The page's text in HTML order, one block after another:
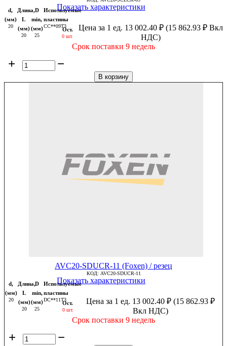
d,
(мм)
20
Длина,
L
(мм)
20
D
min,
(мм)
25
Используемые
пластины
CC**09T3
Показать характеристики
Ост.
0 шт.
Цена за 1 ед. 13 002.40 ₽ (15 862.93 ₽Вкл
НДС)
Срок поставки 9 недель
+ −
В корзину
AVC20-SDUCR-11 (Foxen) / резец
КОД: AVC20-SDUCR-11
d,
(мм)
20
Длина,
L
(мм)
20
D
min,
(мм)
25
Используемые
пластины
DC**11T3
Показать характеристики
Ост.
0 шт.
Цена за 1 ед. 13 002.40 ₽ (15 862.93 ₽
Вкл НДС)
Срок поставки 9 недель
+ −